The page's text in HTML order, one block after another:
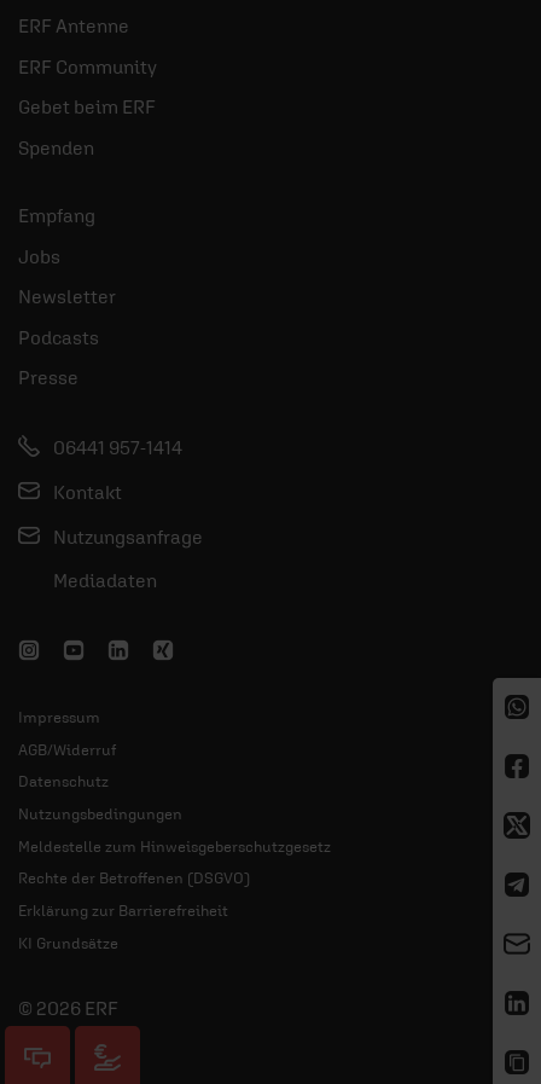
ERF Antenne
ERF Community
Gebet beim ERF
Spenden
Empfang
Jobs
Newsletter
Podcasts
Presse
06441 957-1414
Kontakt
Nutzungsanfrage
Mediadaten
Impressum
AGB/Widerruf
Datenschutz
Nutzungsbedingungen
Meldestelle zum Hinweisgeberschutzgesetz
Rechte der Betroffenen (DSGVO)
Erklärung zur Barrierefreiheit
KI Grundsätze
© 2026 ERF